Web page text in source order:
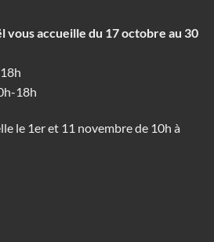
vous accueille du 17 octobre au 30
18h
le 1er et 11 novembre de 10h à